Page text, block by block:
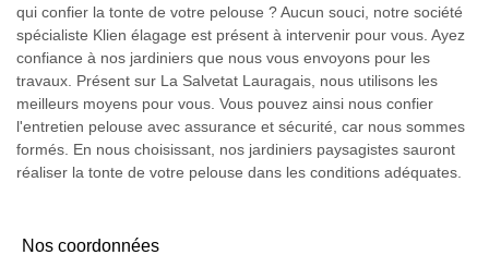
qui confier la tonte de votre pelouse ? Aucun souci, notre société
spécialiste Klien élagage est présent à intervenir pour vous. Ayez
confiance à nos jardiniers que nous vous envoyons pour les
travaux. Présent sur La Salvetat Lauragais, nous utilisons les
meilleurs moyens pour vous. Vous pouvez ainsi nous confier
l'entretien pelouse avec assurance et sécurité, car nous sommes
formés. En nous choisissant, nos jardiniers paysagistes sauront
réaliser la tonte de votre pelouse dans les conditions adéquates.
Nos coordonnées